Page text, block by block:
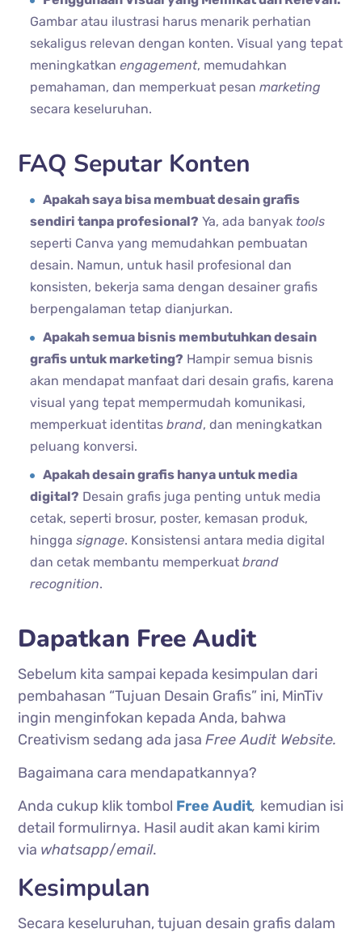
Gambar atau ilustrasi harus menarik perhatian
sekaligus relevan dengan konten. Visual yang tepat
meningkatkanengagement, memudahkan
pemahaman, dan memperkuat pesanmarketing
secara keseluruhan.
FAQ Seputar Konten
Apakah saya bisa membuat desain grafis
sendiri tanpa profesional? Ya, ada banyak tools
seperti Canva yang memudahkan pembuatan
desain. Namun, untuk hasil profesional dan
konsisten, bekerja sama dengan desainer grafis
berpengalaman tetap dianjurkan.
Apakah semua bisnis membutuhkan desain
grafis untuk marketing? Hampir semua bisnis
akan mendapat manfaat dari desain grafis, karena
visual yang tepat mempermudah komunikasi,
memperkuat identitasbrand, dan meningkatkan
peluang konversi.
Apakah desain grafis hanya untuk media
digital? Desain grafis juga penting untuk media
cetak, seperti brosur, poster, kemasan produk,
hinggasignage. Konsistensi antara media digital
dan cetak membantu memperkuatbrand
recognition.
Dapatkan Free Audit
Sebelum kita sampai kepada kesimpulan dari
pembahasan “Tujuan Desain Grafis” ini, MinTiv
ingin menginfokan kepada Anda, bahwa
Creativism sedang ada jasa Free Audit Website.
Bagaimana cara mendapatkannya?
Anda cukup klik tombol Free Audit, kemudian isi
detail formulirnya. Hasil audit akan kami kirim
via whatsapp/email.
Kesimpulan
Secara keseluruhan, tujuan desain grafis dalam